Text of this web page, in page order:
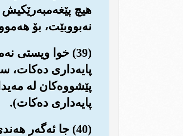
هیچ
نه‌بووبێت، بۆ
(39) خوا ویستی
پایه‌داری ده‌کات،
پێشووه‌کان له
پایه‌داری ده‌کات).
(40) جا ئه‌گه‌ر